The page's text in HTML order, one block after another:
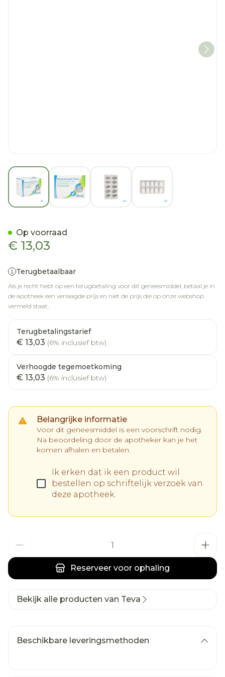
View larger imageView larger image
€ 13,03
Terugbetaalbaar
Als je recht hebt op een terugbetaling voor dit geneesmiddel, betaal je in
de apotheek een verlaagde prijs en niet de prijs die op onze webshop
vermeld staat.
Terugbetalingstarief
€ 13,03 (6% inclusief btw)
Verhoogde tegemoetkoming
€ 13,03 (6% inclusief btw)
Belangrijke informatie
Voor dit geneesmiddel is een voorschrift nodig.
Na beoordeling door de apotheker kan je het
komen afhalen en betalen.
Ik erken dat ik een product wil
bestellen op schriftelijk verzoek van
deze apotheek.
Reserveer voor ophaling
Op voorraad
Bekijk alle producten van Teva
Beschikbare leveringsmethoden